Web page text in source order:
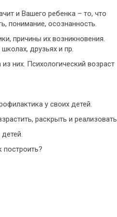
и Вашего ребенка – то, что
понимание, осознанность.
причины их возникновения.
друзьях и пр.
них. Психологический возраст
у своих детей.
раскрыть и реализовать.